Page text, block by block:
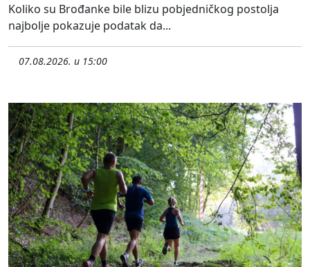
Koliko su Brođanke bile blizu pobjedničkog postolja
najbolje pokazuje podatak da...
07.08.2026. u 15:00